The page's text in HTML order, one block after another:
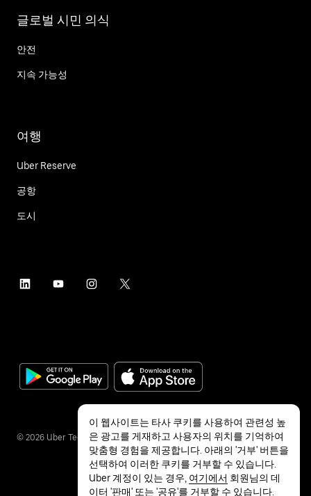
글로벌 시민 의식
안전
지속 가능성
여행
Uber Reserve
공항
도시
© 2026 Uber Technologies Inc.
이 웹사이트는 타사 쿠키를 사용하여 관련성 높
은 광고를 게재하고 사용자의 위치를 기억하여
맞춤형 경험을 제공합니다. 아래의 '거부' 버튼을
선택하여 이러한 쿠키를 거부할 수 있습니다.
Uber 계정이 있는 경우, 여기에서 회원님의 데
이터 '판매' 또는 '공유'를 거부할 수 있습니다.